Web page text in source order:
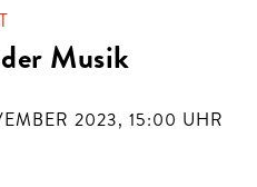
Musik
2023, 15:00 UHR